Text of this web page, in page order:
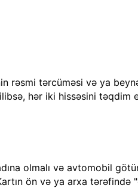
rəsmi tərcüməsi və ya
hər iki hissəsini təqdim
olmalı və avtomobil
ön və ya arxa tərəfində